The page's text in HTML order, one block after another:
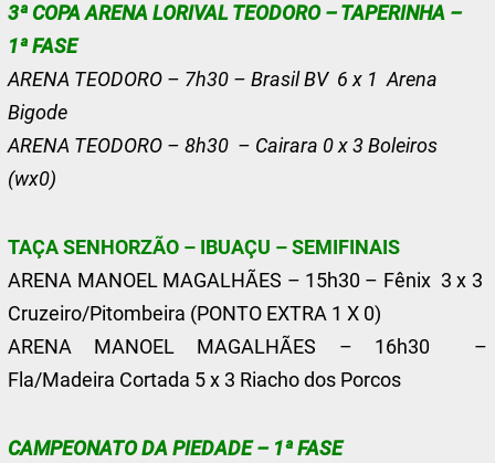
3ª COPA ARENA LORIVAL TEODORO – TAPERINHA –
1ª FASE
ARENA TEODORO – 7h30 – Brasil BV 6 x 1 Arena
Bigode
ARENA TEODORO – 8h30 – Cairara 0 x 3 Boleiros
(wx0)
TAÇA SENHORZÃO – IBUAÇU – SEMIFINAIS
ARENA MANOEL MAGALHÃES – 15h30 – Fênix 3 x 3
Cruzeiro/Pitombeira (PONTO EXTRA 1 X 0)
ARENA MANOEL MAGALHÃES – 16h30 –
Fla/Madeira Cortada 5 x 3 Riacho dos Porcos
CAMPEONATO DA PIEDADE – 1ª FASE